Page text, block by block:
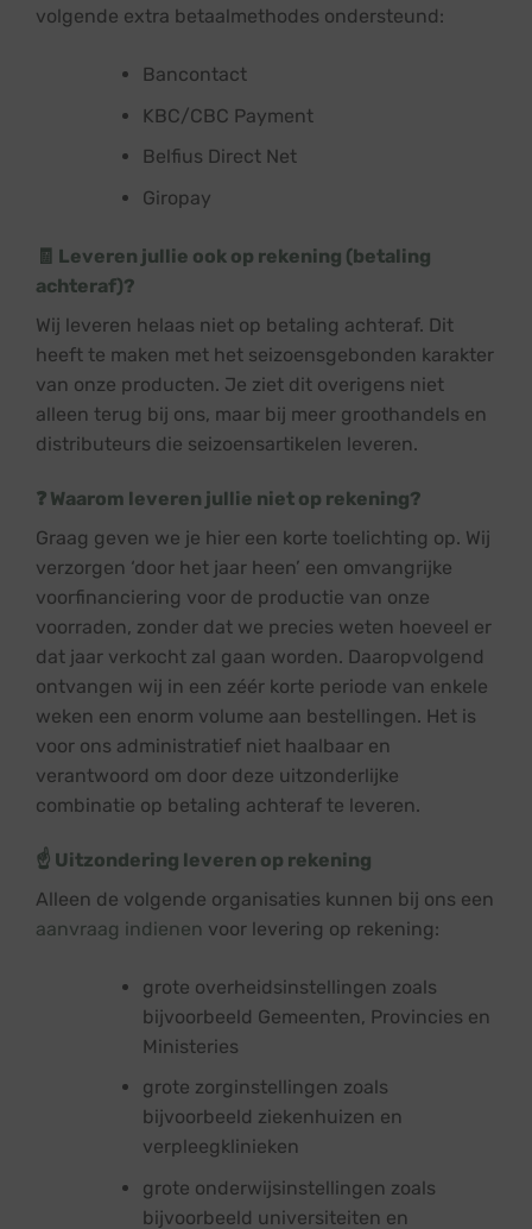
volgende extra betaalmethodes ondersteund:
Bancontact
KBC/CBC Payment
Belfius Direct Net
Giropay
🧾 Leveren jullie ook op rekening (betaling
achteraf)?
Wij leveren helaas niet op betaling achteraf. Dit
heeft te maken met het seizoensgebonden karakter
van onze producten. Je ziet dit overigens niet
alleen terug bij ons, maar bij meer groothandels en
distributeurs die seizoensartikelen leveren.
❓ Waarom leveren jullie niet op rekening?
Graag geven we je hier een korte toelichting op. Wij
verzorgen ‘door het jaar heen’ een omvangrijke
voorfinanciering voor de productie van onze
voorraden, zonder dat we precies weten hoeveel er
dat jaar verkocht zal gaan worden. Daaropvolgend
ontvangen wij in een zéér korte periode van enkele
weken een enorm volume aan bestellingen. Het is
voor ons administratief niet haalbaar en
verantwoord om door deze uitzonderlijke
combinatie op betaling achteraf te leveren.
☝️ Uitzondering leveren op rekening
Alleen de volgende organisaties kunnen bij ons een
aanvraag indienen voor levering op rekening:
grote overheidsinstellingen zoals
bijvoorbeeld Gemeenten, Provincies en
Ministeries
grote zorginstellingen zoals
bijvoorbeeld ziekenhuizen en
verpleegklinieken
grote onderwijsinstellingen zoals
bijvoorbeeld universiteiten en